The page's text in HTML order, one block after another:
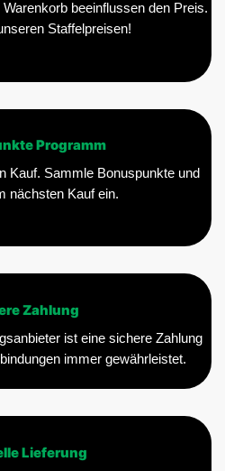
beeinflussen den Preis.
Staffelpreisen!
Programm
Kauf. Sammle Bonuspunkte und
nächsten Kauf ein.
Zahlung
ist eine sichere Zahlung
immer gewährleistet.
Lieferung